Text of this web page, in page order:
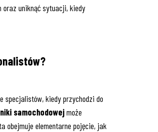
oraz uniknąć sytuacji, kiedy
specjalistów, kiedy przychodzi do
samochodowejmoże
obejmuje elementarne pojęcie, jak